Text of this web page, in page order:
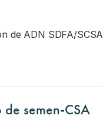
de ADN SDFA/SCSA
semen-CSA